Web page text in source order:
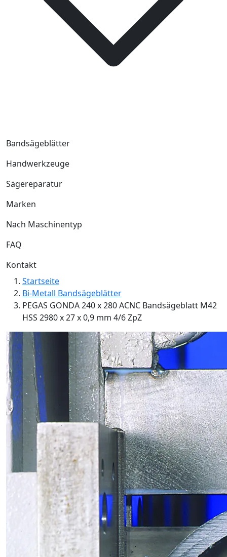
Bandsägeblätter
Handwerkzeuge
Sägereparatur
Marken
Nach Maschinentyp
FAQ
Kontakt
Startseite
Bi-Metall Bandsägeblätter
PEGAS GONDA 240 x 280 ACNC Bandsägeblatt M42
HSS 2980 x 27 x 0,9 mm 4/6 ZpZ